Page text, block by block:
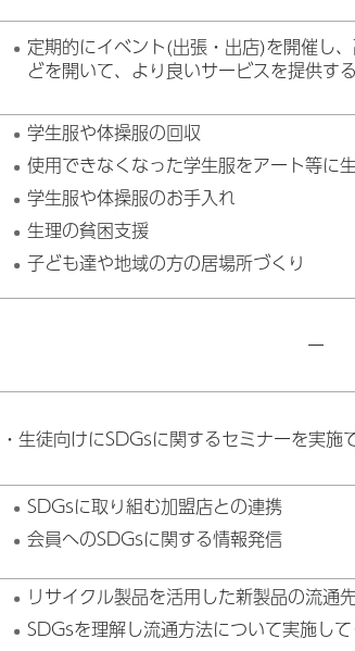
定期的にイベント(出張・出店)を開催し
どを開いて、より良いサービスを提供する
学生服や体操服の回収
使用できなくなった学生服をアート等に
学生服や体操服のお手入れ
生理の貧困支援
子ども達や地域の方の居場所づくり
ー
・生徒向けにSDGsに関するセミナーを実施
SDGsに取り組む加盟店との連携
会員へのSDGsに関する情報発信
リサイクル製品を活用した新製品の流通
SDGsを理解し流通方法について実施し